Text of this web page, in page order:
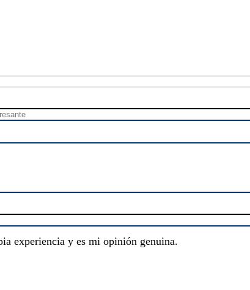
experiencia y es mi opinión genuina.